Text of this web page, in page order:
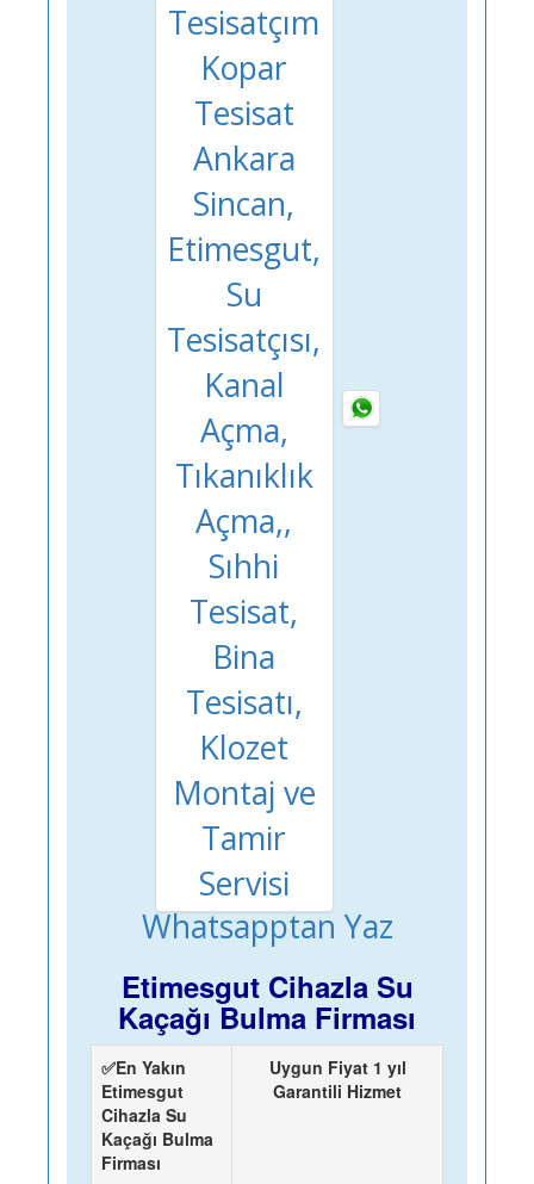
Whatsapptan Yaz
Etimesgut Cihazla Su
Kaçağı Bulma Firması
✅En Yakın
Etimesgut
Cihazla Su
Kaçağı Bulma
Firması
Uygun Fiyat 1 yıl
Garantili Hizmet